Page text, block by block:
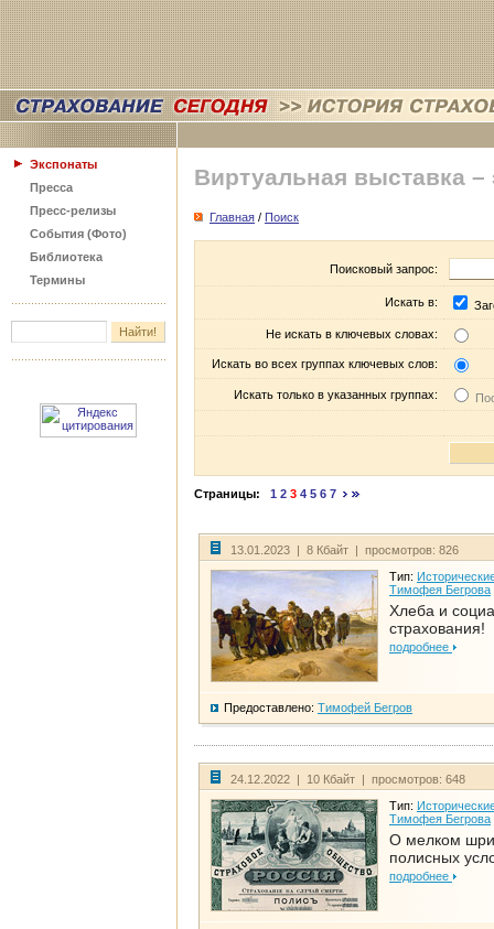
Экспонаты
Пресса
Пресс-релизы
События (Фото)
Библиотека
Термины
Виртуальная выставка –
Главная / Поиск
Поисковый запрос:
Искать в:
Не искать в ключевых словах:
Искать во всех группах ключевых слов:
Искать только в указанных группах:
Страницы: 1 2 3 4 5 6 7
13.01.2023 | 8 Кбайт | просмотров: 826
Тип:
Тимофея Бегрова
Хлеба и
страхования!
подробнее
Предоставлено: Тимофей Бегров
24.12.2022 | 10 Кбайт | просмотров: 648
Тип:
Тимофея Бегрова
О мелком
полисных
подробнее